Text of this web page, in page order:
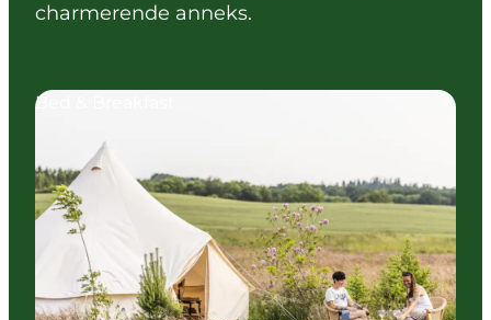
charmerende anneks.
Bed & Breakfast